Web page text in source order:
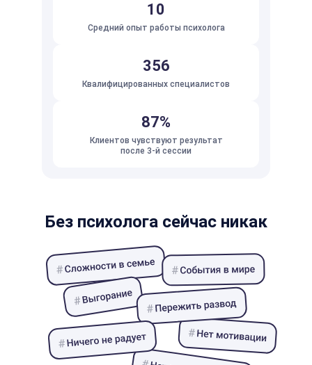
10
Средний опыт работы психолога
356
Квалифицированных специалистов
87%
Клиентов чувствуют результат
после 3-й сессии
Без психолога сейчас никак